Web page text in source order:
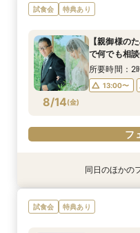
8/13( 木)
【熊本初★ミ
場】安心の6
所要時間：3
14:30〜
8/13( 木)
タイパ重視
ン案内&見積
11:00〜
8/13( 木)
【少人数で
るNEW会場×
11:00〜
14:30〜
8/13( 木)
ついに
品コース試
11:00〜
14:30〜
8/13( 木)
【1軒目･初
ス無料試食
11:00〜
14:30〜
試食会 特典あり
8/14(金)
【親御様の
で何でも相
所要時間：2
13:00〜
フ
衣装試着 特典あり
【熊本初★ミ
場】安心の6
タイパ重視
ン案内&見積
衣装試着 特典あり
【見比べて
不安をサポ
衣装試着 特典あり
【金曜限定
わう森の美食
衣装試着 特典あり
＼お盆
完全貸切》
同日のほかの
試食会 特典あり